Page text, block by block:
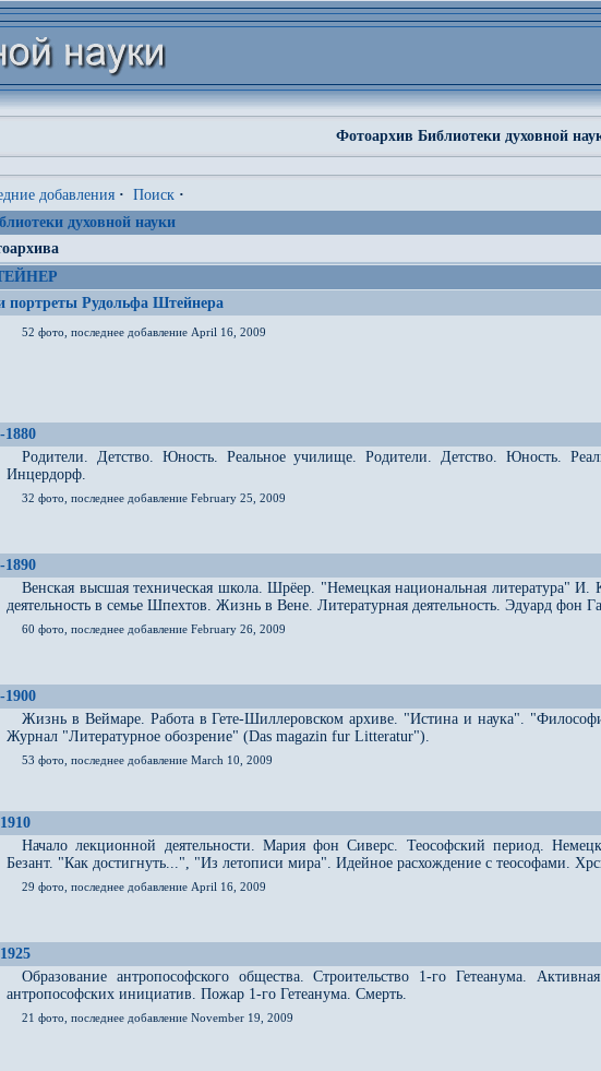
Фотоархив Библиотеки духовной
добавления · Поиск ·
духовной науки
портреты Рудольфа Штейнера
52 фото, последнее добавление April 16, 2009
1880
Родители. Детство. Юность. Реальное училище. Родители. Детство. Юность.
Инцердорф.
32 фото, последнее добавление February 25, 2009
1890
Венская высшая техническая школа. Шрёер. "Немецкая национальная литература" И.
деятельность в семье Шпехтов. Жизнь в Вене. Литературная деятельность. Эдуард фон
60 фото, последнее добавление February 26, 2009
1900
Жизнь в Веймаре. Работа в Гете-Шиллеровском архиве. "Истина и наука".
Журнал "Литературное обозрение" (Das magazin fur Litteratur").
53 фото, последнее добавление March 10, 2009
Начало лекционной деятельности. Мария фон Сиверс. Теософский период.
Безант. "Как достигнуть...", "Из летописи мира". Идейное расхождение с теософами.
29 фото, последнее добавление April 16, 2009
Образование антропософского общества. Строительство 1-го Гетеанума.
антропософских инициатив. Пожар 1-го Гетеанума. Смерть.
21 фото, последнее добавление November 19, 2009